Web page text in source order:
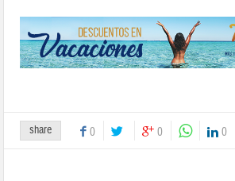
share 0 0 0